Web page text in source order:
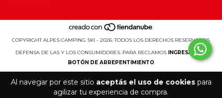
Al navegar por este sitio aceptás el uso de cookiespara
agilizar tu experiencia de compra.
COPYRIGHT ALPES CAMPING SKI - 2026. TODOS LOS DERECHOS RESERVADOS.
DEFENSA DE LAS Y LOS CONSUMIDORES. PARA RECLAMOS
INGRESÁ ACÁ.
BOTÓN DE ARREPENTIMIENTO